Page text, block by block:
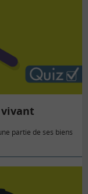
partie de ses biens